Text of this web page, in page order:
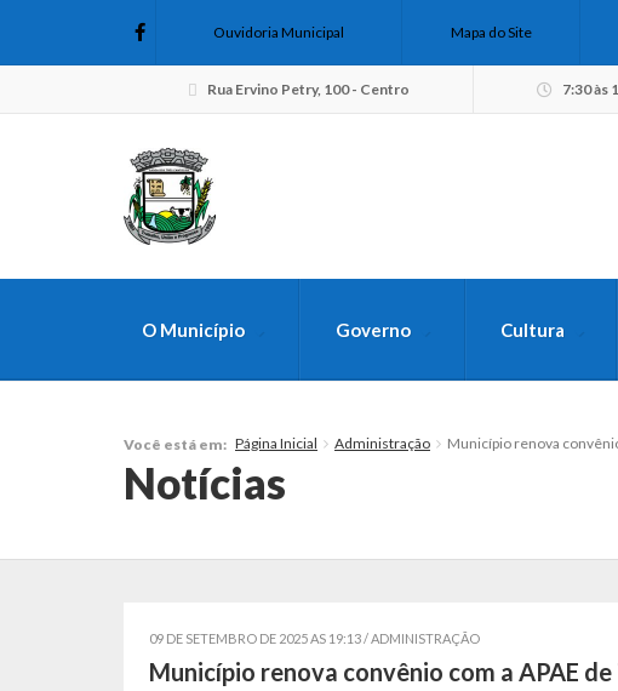
Ouvidoria Municipal Mapa do Site
Rua Ervino Petry, 100 - Centro 7:30 às
O Município Governo Cultura
Você está em: Página Inicial Administração Município renova
Notícias
09 DE SETEMBRO DE 2025 AS 19:13 /ADMINISTRAÇÃO
Município renova convênio com a APAE de